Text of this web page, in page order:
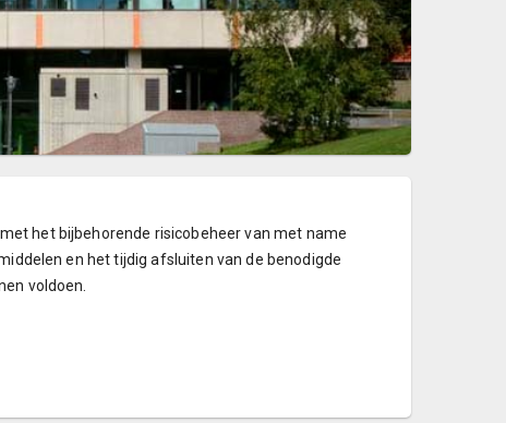
het bijbehorende risicobeheer van met name
en het tijdig afsluiten van de benodigde
voldoen.